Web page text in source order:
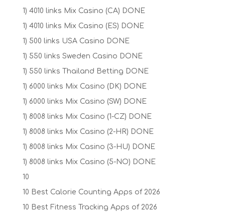
1) 4010 links Mix Casino (CA) DONE
1) 4010 links Mix Casino (ES) DONE
1) 500 links USA Casino DONE
1) 550 links Sweden Casino DONE
1) 550 links Thailand Betting DONE
1) 6000 links Mix Casino (DK) DONE
1) 6000 links Mix Casino (SW) DONE
1) 8008 links Mix Casino (1-CZ) DONE
1) 8008 links Mix Casino (2-HR) DONE
1) 8008 links Mix Casino (3-HU) DONE
1) 8008 links Mix Casino (5-NO) DONE
10
10 Best Calorie Counting Apps of 2026
10 Best Fitness Tracking Apps of 2026